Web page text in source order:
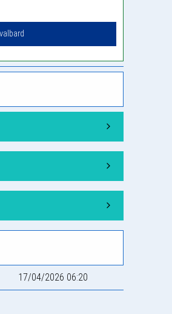
17/04/2026 06:20